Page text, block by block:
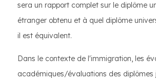
sera un rapport complet sur le diplôme
étranger obtenu et à quel diplôme
il est équivalent.
Dans le contexte de l'immigration, les
académiques/évaluations des diplômes